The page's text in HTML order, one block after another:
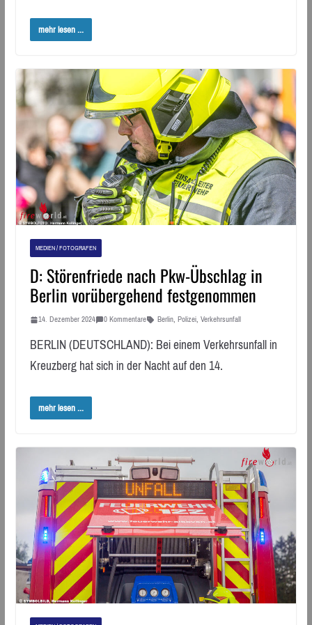
mehr lesen ...
MEDIEN / FOTOGRAFEN
D: Störenfriede nach Pkw-Übschlag in
Berlin vorübergehend festgenommen
14. Dezember 2024 0 Kommentare Berlin, Polizei, Verkehrsunfall
BERLIN (DEUTSCHLAND): Bei einem Verkehrsunfall in
Kreuzberg hat sich in der Nacht auf den 14.
mehr lesen ...